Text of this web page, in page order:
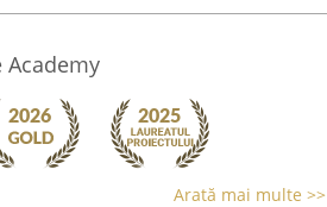
Academy
Arată mai multe >>